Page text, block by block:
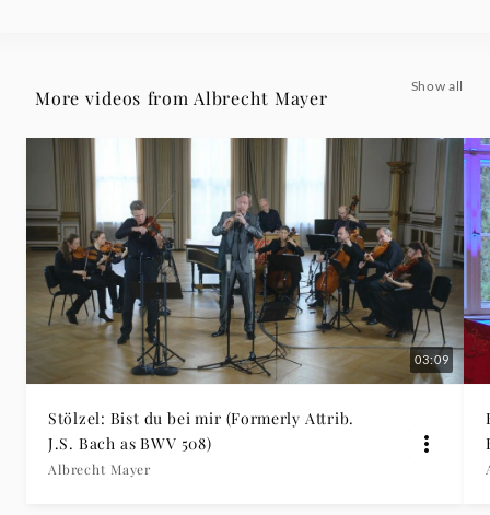
Mayer
Deutsche
Grammophon
More videos from Albrecht Mayer
Show all
03:09
Stölzel: Bist du bei mir (Formerly Attrib.
J.S. Bach as BWV 508)
Albrecht Mayer